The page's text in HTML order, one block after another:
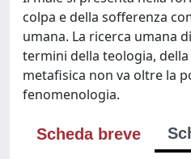
colpa e della sofferenza
umana. La ricerca umana
termini della teologia,
metafisica non va oltre la
fenomenologia.
Scheda breve